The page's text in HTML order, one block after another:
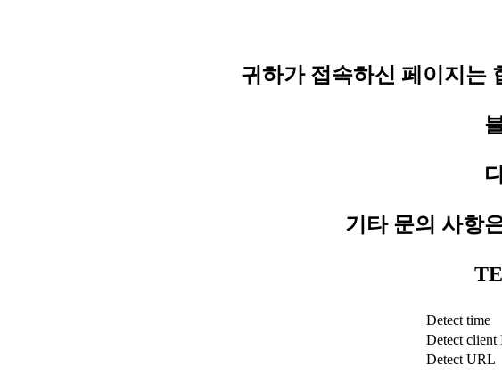
귀하가 접속하신 페이지는
기타 문의 사항
Detect time
Detect client
Detect URL